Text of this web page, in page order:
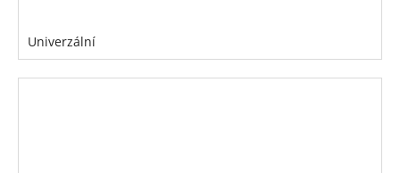
Univerzální